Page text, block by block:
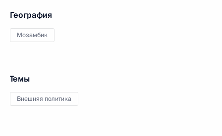
География
Мозамбик
Темы
Внешняя политика